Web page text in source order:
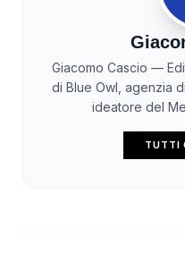
Giacomo Cascio —
di Blue Owl, agenzia
ideatore del
TUTTI